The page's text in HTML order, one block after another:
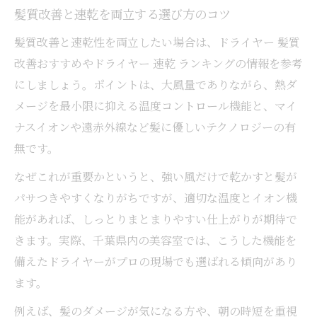
髪質改善と速乾を両立する選び方のコツ
髪質改善と速乾性を両立したい場合は、ドライヤー 髪質
改善おすすめやドライヤー 速乾 ランキングの情報を参考
にしましょう。ポイントは、大風量でありながら、熱ダ
メージを最小限に抑える温度コントロール機能と、マイ
ナスイオンや遠赤外線など髪に優しいテクノロジーの有
無です。
なぜこれが重要かというと、強い風だけで乾かすと髪が
パサつきやすくなりがちですが、適切な温度とイオン機
能があれば、しっとりまとまりやすい仕上がりが期待で
きます。実際、千葉県内の美容室では、こうした機能を
備えたドライヤーがプロの現場でも選ばれる傾向があり
ます。
例えば、髪のダメージが気になる方や、朝の時短を重視